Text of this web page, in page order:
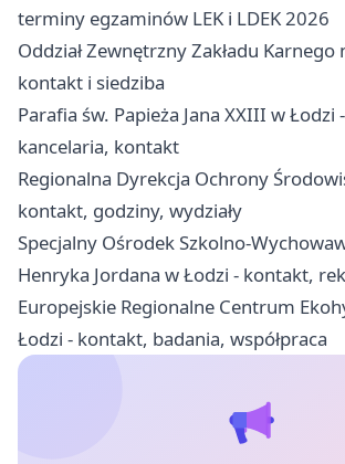
terminy egzaminów LEK i LDEK 2026
Oddział Zewnętrzny Zakładu Karnego
kontakt i siedziba
Parafia św. Papieża Jana XXIII w Łodzi
kancelaria, kontakt
Regionalna Dyrekcja Ochrony
kontakt, godziny, wydziały
Specjalny Ośrodek Szkolno-
Henryka Jordana w Łodzi - kontakt,
Europejskie Regionalne Centrum
Łodzi - kontakt, badania, współpraca